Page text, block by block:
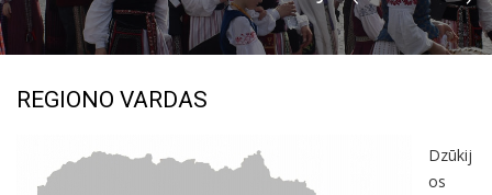
REGIONO VARDAS
Dzūkij
os